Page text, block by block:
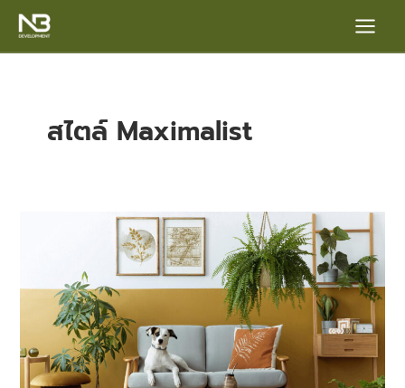
Main
Menu
สไตล์ Maximalist
สไตล์
ที่